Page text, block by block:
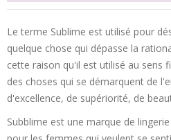
Le terme Sublime est utilisé pour
quelque chose qui dépasse la
cette raison qu'il est utilisé au sens
des choses qui se démarquent de
d'excellence, de supériorité, de
Subblime est une marque de